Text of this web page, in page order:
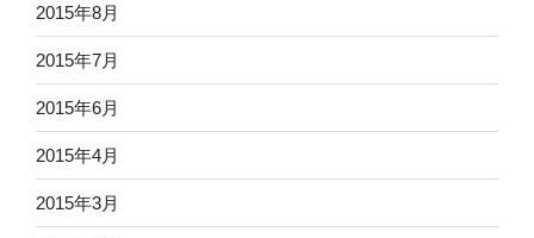
2015年8月
2015年7月
2015年6月
2015年4月
2015年3月